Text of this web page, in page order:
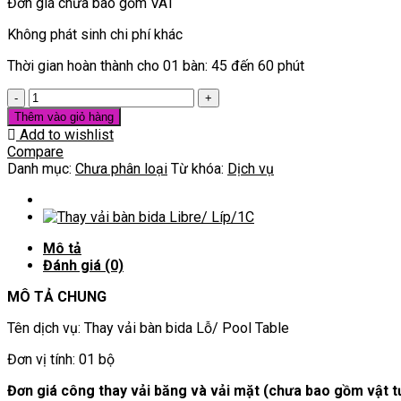
Không phát sinh chi phí khác
Thời gian hoàn thành cho 01 bàn: 45 đến 60 phút
[Dịch
vụ
CLB
Bida]
Báo
thay
Vải
bida
Lỗ/
Pool
Table
01
bàn
số
lượng
Thêm vào giỏ hàng
Add to wishlist
Compare
Danh mục: Chưa phân loại Từ khóa: Dịch vụ
Mô tả
Đánh giá (0)
MÔ TẢ CHUNG
Tên dịch vụ: Thay vải bàn bida Lỗ/ Pool Table
Đơn vị tính: 01 bộ
Đơn giá công thay vải băng và vải mặt (chưa bao gồm vật